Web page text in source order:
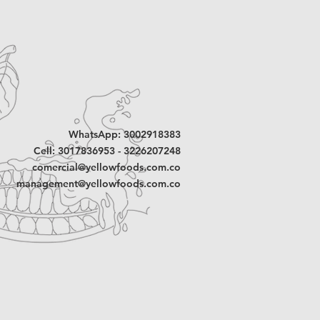
a mantener el corazón en buen
antioxidantes como la
las células contra el daño
libres.
especialmente el oscuro,
benefician la circulación
el estado de ánimo, estimulando la
Además, es una fuente de
antojos de forma saludable
moderación. Esta combinación
delicioso que aporta nutrientes,
y da un boost de energía
10 porciones de 30gr
dos cucharadas soperas o
WhatsApp: 3002918383
Cell: 3017836953 - 3226207248
comercial@yellowfoods.com.co
management@yellowfoods.com.co